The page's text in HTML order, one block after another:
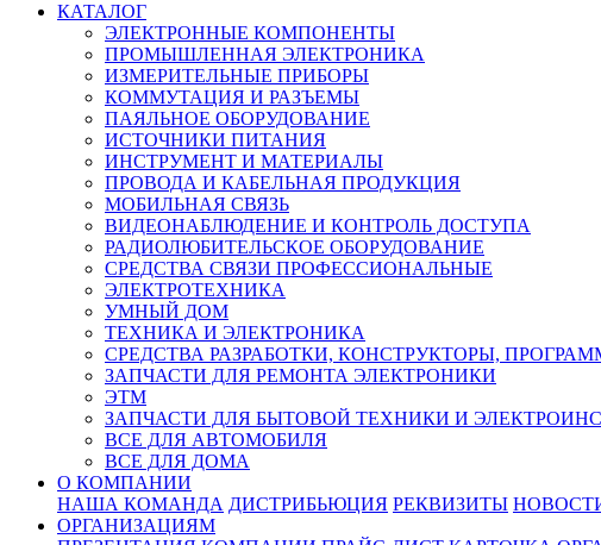
КАТАЛОГ
ЭЛЕКТРОННЫЕ КОМПОНЕНТЫ
ПРОМЫШЛЕННАЯ ЭЛЕКТРОНИКА
ИЗМЕРИТЕЛЬНЫЕ ПРИБОРЫ
КОММУТАЦИЯ И РАЗЪЕМЫ
ПАЯЛЬНОЕ ОБОРУДОВАНИЕ
ИСТОЧНИКИ ПИТАНИЯ
ИНСТРУМЕНТ И МАТЕРИАЛЫ
ПРОВОДА И КАБЕЛЬНАЯ ПРОДУКЦИЯ
МОБИЛЬНАЯ СВЯЗЬ
ВИДЕОНАБЛЮДЕНИЕ И КОНТРОЛЬ ДОСТУПА
РАДИОЛЮБИТЕЛЬСКОЕ ОБОРУДОВАНИЕ
СРЕДСТВА СВЯЗИ ПРОФЕССИОНАЛЬНЫЕ
ЭЛЕКТРОТЕХНИКА
УМНЫЙ ДОМ
ТЕХНИКА И ЭЛЕКТРОНИКА
СРЕДСТВА РАЗРАБОТКИ, КОНСТРУКТОРЫ,
ЗАПЧАСТИ ДЛЯ РЕМОНТА ЭЛЕКТРОНИКИ
ЭТМ
ЗАПЧАСТИ ДЛЯ БЫТОВОЙ ТЕХНИКИ И
ВСЕ ДЛЯ АВТОМОБИЛЯ
ВСЕ ДЛЯ ДОМА
О КОМПАНИИ
НАША КОМАНДА ДИСТРИБЬЮЦИЯ РЕКВИЗИТЫ
ОРГАНИЗАЦИЯМ